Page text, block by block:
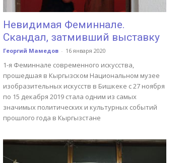
Невидимая Феминнале.
Скандал, затмивший выставку
Георгий Мамедов - 16 января 2020
1-я Феминнале современного искусства,
прошедшая в Кыргызском Национальном музее
изобразительных искусств в Бишкеке с 27 ноября
по 15 декабря 2019 стала одним из самых
значимых политических и культурных событий
прошлого года в Кыргызстане